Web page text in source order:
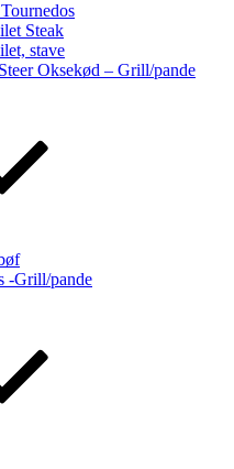
Steak
stave
Oksekød – Grill/pande
-Grill/pande